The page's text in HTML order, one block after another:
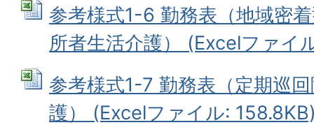
参考様式1-6 勤務表（地域密
所者生活介護） (Excelファイ
参考様式1-7 勤務表（定期巡
護） (Excelファイル: